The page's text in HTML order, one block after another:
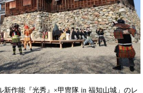
新作能『光秀』×甲冑隊 in 福知山城」のレ